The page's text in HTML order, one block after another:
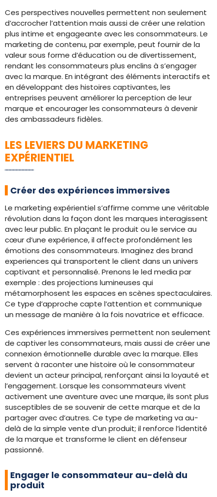
Ces perspectives nouvelles permettent non seulement
d’accrocher l’attention mais aussi de créer une relation
plus intime et engageante avec les consommateurs. Le
marketing de contenu, par exemple, peut fournir de la
valeur sous forme d’éducation ou de divertissement,
rendant les consommateurs plus enclins à s’engager
avec la marque. En intégrant des éléments interactifs et
en développant des histoires captivantes, les
entreprises peuvent améliorer la perception de leur
marque et encourager les consommateurs à devenir
des ambassadeurs fidèles.
LES LEVIERS DU MARKETING
EXPÉRIENTIEL
Créer des expériences immersives
Le marketing expérientiel s’affirme comme une véritable
révolution dans la façon dont les marques interagissent
avec leur public. En plaçant le produit ou le service au
cœur d’une expérience, il affecte profondément les
émotions des consommateurs. Imaginez des brand
experiences qui transportent le client dans un univers
captivant et personnalisé. Prenons le led media par
exemple : des projections lumineuses qui
métamorphosent les espaces en scènes spectaculaires.
Ce type d’approche capte l’attention et communique
un message de manière à la fois novatrice et efficace.
Ces expériences immersives permettent non seulement
de captiver les consommateurs, mais aussi de créer une
connexion émotionnelle durable avec la marque. Elles
servent à raconter une histoire où le consommateur
devient un acteur principal, renforçant ainsi la loyauté et
l’engagement. Lorsque les consommateurs vivent
activement une aventure avec une marque, ils sont plus
susceptibles de se souvenir de cette marque et de la
partager avec d’autres. Ce type de marketing va au-
delà de la simple vente d’un produit; il renforce l’identité
de la marque et transforme le client en défenseur
passionné.
Engager le consommateur au-delà du
produit